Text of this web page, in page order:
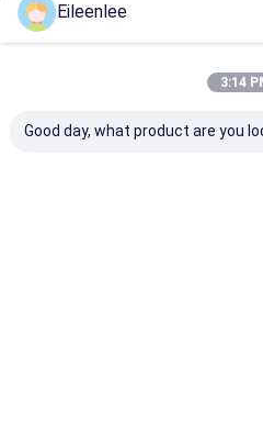
ब्रेड
बेल्ट
Eileenlee
3:14
Good day, what product are you